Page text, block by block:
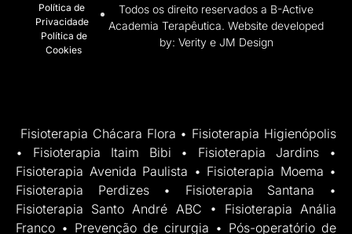
Política de
Privacidade
Política de
Cookies
Todos os direito reservados a B-Active
Academia Terapêutica. Website developed
by: Verity e JM Design
Fisioterapia Chácara Flora • Fisioterapia Higienópolis
• Fisioterapia Itaim Bibi • Fisioterapia Jardins •
Fisioterapia Avenida Paulista • Fisioterapia Moema •
Fisioterapia Perdizes • Fisioterapia Santana •
Fisioterapia Santo André ABC • Fisioterapia Anália
Franco • Prevenção de cirurgia • Pós-operatório de